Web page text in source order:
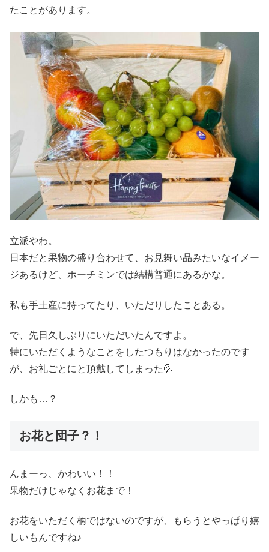
たことがあります。
立派やわ。
日本だと果物の盛り合わせて、お見舞い品みたいなイメー
ジあるけど、ホーチミンでは結構普通にあるかな。
私も手土産に持ってたり、いただりしたことある。
で、先日久しぶりにいただいたんですよ。
特にいただくようなことをしたつもりはなかったのです
が、お礼ごとにと頂戴してしまった💦
しかも…？
お花と団子？！
んまーっ、かわいい！！
果物だけじゃなくお花まで！
お花をいただく柄ではないのですが、もらうとやっぱり嬉
しいもんですね♪